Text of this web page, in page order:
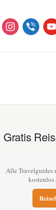
instagramviber
Gratis
Alle Travelguides
kostenlos